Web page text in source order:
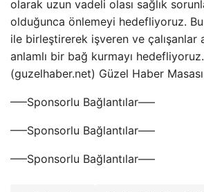
olarak uzun vadeli olası sağlık
olduğunca önlemeyi hedefliyoruz.
ile birleştirerek işveren ve çalışanlar
anlamlı bir bağ kurmayı
(guzelhaber.net) Güzel Haber Masası
—–Sponsorlu Bağlantılar—–
—–Sponsorlu Bağlantılar—–
—–Sponsorlu Bağlantılar—–